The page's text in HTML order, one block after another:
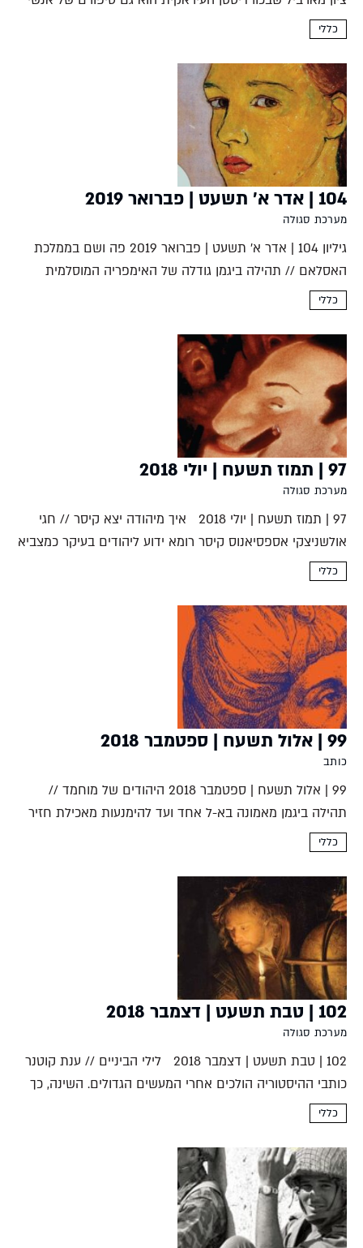
המחתרת הציונית במדינה כולה. צעירים וצעירות ברחבי עיראק
כללי
104 | אדר א' תשעט | פברואר 2019
מערכת סגולה
גיליון 104 | אדר א' תשעט | פברואר 2019 פה ושם בממלכת
האסלאם // תהילה ביגמן גודלה של האימפריה המוסלמית
אפשר ליושביה לנסוע הרחק מבלי לעבור בשטחיהם של מלכים
כללי
97 | תמוז תשעח | יולי 2018
מערכת סגולה
97 | תמוז תשעח | יולי 2018 איך מיהודה יצא קיסר // חגי
אולשניצקי אספסיאנוס קיסר רומא ידוע ליהודים בעיקר כמצביא
שדיכא את המרד הגדול ביהודה וכקיסר שתחת שלטונו חרב
כללי
99 | אלול תשעח | ספטמבר 2018
כותב
99 | אלול תשעח | ספטמבר 2018 היהודים של מוחמד //
תהילה ביגמן מאמונה בא-ל אחד ועד להימנעות מאכילת חזיר
ונבלות, האסלאם משמר מסורות יהודיות רבות. מי היו היהודים
כללי
102 | טבת תשעט | דצמבר 2018
מערכת סגולה
102 | טבת תשעט | דצמבר 2018 לילי הביניים // ענת קוטנר
כותבי ההיסטוריה הולכים אחרי המעשים הגדולים. השינה, כך
נראה לנו, היא מן המעשים הפשוטים שלהיסטוריה אין נגיעה
כללי